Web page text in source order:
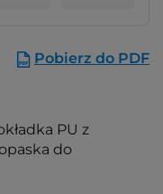
Pobierz do PDF
PU z
do